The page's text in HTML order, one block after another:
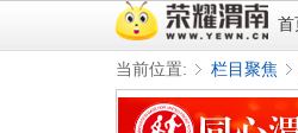
首
当前位置: 栏目聚焦